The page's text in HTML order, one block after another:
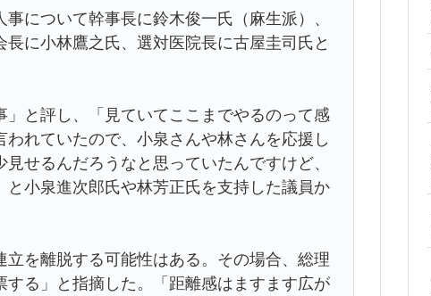
について幹事長に鈴木俊一氏（麻生派）、
に小林鷹之氏、選対医院長に古屋圭司氏と
評し、「見ていてここまでやるのって感
れていたので、小泉さんや林さんを応援し
せるんだろうなと思っていたんですけど、
小泉進次郎氏や林芳正氏を支持した議員か
を離脱する可能性はある。その場合、総理
る」と指摘した。「距離感はますます広が